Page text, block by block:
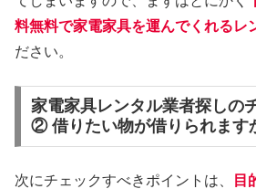
料無料で家電家具を運んでくれるレ
ださい。
家電家具レンタル業者探しの
② 借りたい物が借りられます
次にチェックすべきポイントは、
目